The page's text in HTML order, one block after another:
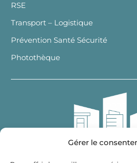
Gérer le
RSE
Transport – Logistique
Prévention Santé Sécurité
Photothèque